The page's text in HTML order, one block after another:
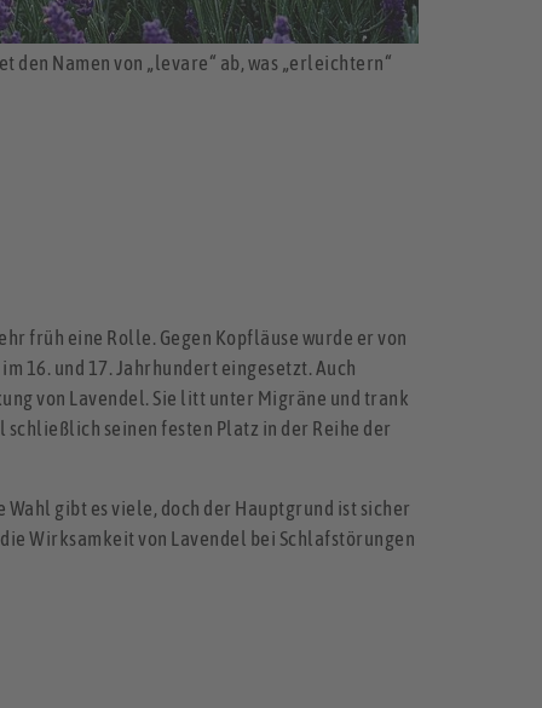
Namen von „levare“ ab, was „erleichtern“
früh eine Rolle. Gegen Kopfläuse wurde er von
16. und 17. Jahrhundert eingesetzt. Auch
von Lavendel. Sie litt unter Migräne und trank
schließlich seinen festen Platz in der Reihe der
gibt es viele, doch der Hauptgrund ist sicher
Wirksamkeit von Lavendel bei Schlafstörungen